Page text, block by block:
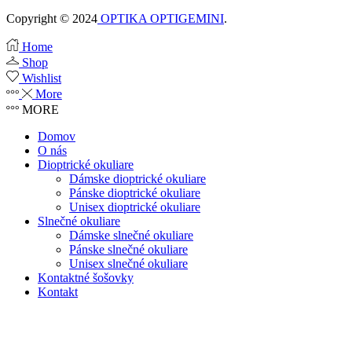
Copyright © 2024 OPTIKA OPTIGEMINI.
Home
Shop
Wishlist
More
MORE
Domov
O nás
Dioptrické okuliare
Dámske dioptrické okuliare
Pánske dioptrické okuliare
Unisex dioptrické okuliare
Slnečné okuliare
Dámske slnečné okuliare
Pánske slnečné okuliare
Unisex slnečné okuliare
Kontaktné šošovky
Kontakt